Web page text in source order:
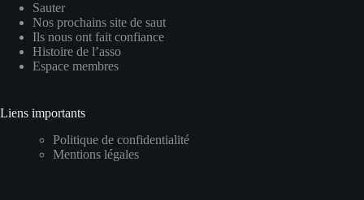
Sauter
Nos prochains site de saut
Ils nous ont fait confiance
Histoire de l’asso
Espace membres
Liens importants
Politique de confidentialité
Mentions légales